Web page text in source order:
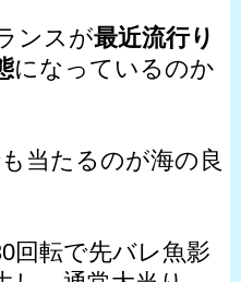
ンスが最近流行り
になっているのか
当たるのが海の良
回転で先バレ魚影